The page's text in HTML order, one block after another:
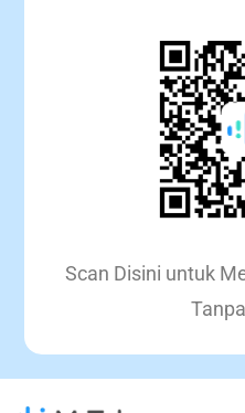
Scan Disini untuk